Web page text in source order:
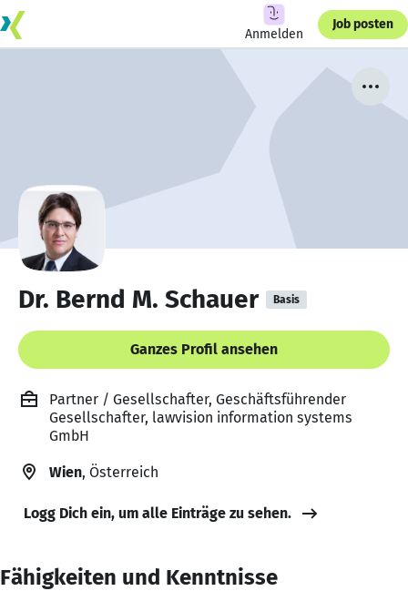
Anmelden
Job posten
Dr. Bernd M. Schauer Basis
Ganzes Profil ansehen
Partner / Gesellschafter, Geschäftsführender
Gesellschafter, lawvision information systems
GmbH
Wien, Österreich
Logg Dich ein, um alle Einträge zu sehen.
Fähigkeiten und Kenntnisse